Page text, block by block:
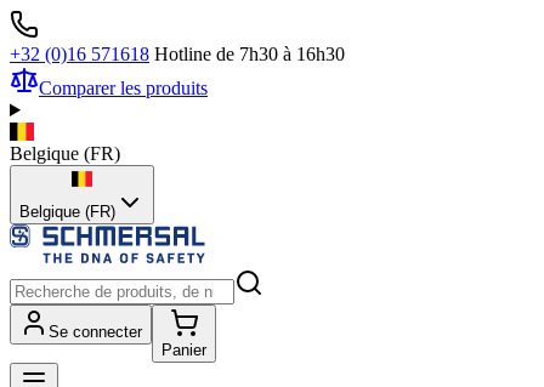
+32 (0)16 571618 Hotline de 7h30 à 16h30
Comparer les produits
Belgique (FR)
Belgique (FR)
Se connecter
Panier